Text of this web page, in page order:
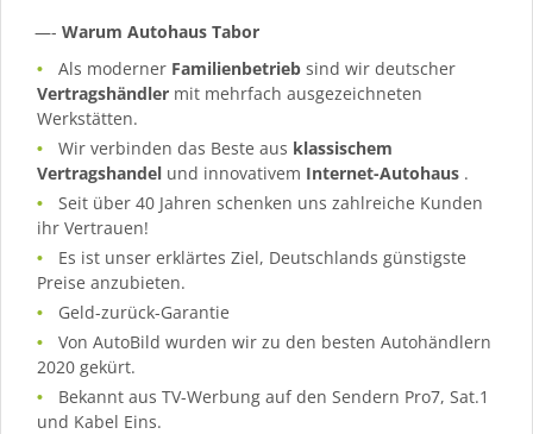
—- Warum Autohaus Tabor
Als moderner Familienbetrieb sind wir deutscher
Vertragshändler mit mehrfach ausgezeichneten
Werkstätten.
Wir verbinden das Beste aus klassischem
Vertragshandel und innovativem Internet-Autohaus .
Seit über 40 Jahren schenken uns zahlreiche Kunden
ihr Vertrauen!
Es ist unser erklärtes Ziel, Deutschlands günstigste
Preise anzubieten.
Geld-zurück-Garantie
Von AutoBild wurden wir zu den besten Autohändlern
2020 gekürt.
Bekannt aus TV-Werbung auf den Sendern Pro7, Sat.1
und Kabel Eins.